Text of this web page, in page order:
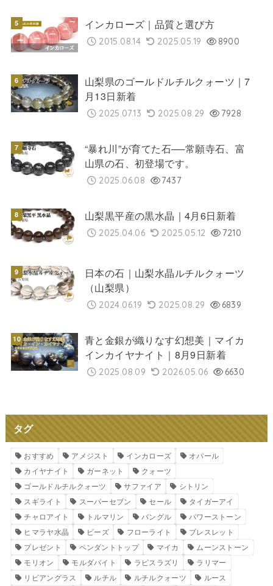
インカローズ｜品質と選び方
2015.08.14 2025.05.19 8900
山梨県のゴールドルチルクォーツ｜7
月13日新着
2025.07.13 2025.08.29 7928
“暴れ川”が育てた石──常願寺石、富
山県の石、初登場です。
2025.06.08 7437
山梨黒平産の黒水晶｜4月6日新着
2025.04.06 2025.05.12 7210
日本の石｜山梨水晶ルチルクォーツ
（山梨県）
2024.06.19 2025.08.29 6839
青と金銀が織りなす幻想美｜マイカ
インカイヤナイト｜8月9日新着
2025.08.09 2026.05.06 6630
タグ
おすすめ アメジスト インカローズ
オパール
カイヤナイト
ガーネット
クォーツ
ゴールドルチルクォーツ
サファイア
シトリン
スギライト
スーパーセブン セール
タイガーアイ
チャロアイト
トルマリン バングル
パワーストーン
ヒマラヤ水晶
ビーズ フローライト
ブレスレット
プレゼント
ペンダントトップ マイカ
ムーンストーン
モリオン
モルダバイト ラピスラズリ
ラリマー
リビアングラス
ルチル ルチルクォーツ
ルース